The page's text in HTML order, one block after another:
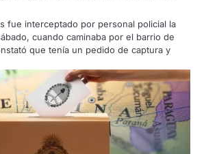
fue interceptado por personal policial la
cuando caminaba por el barrio de
que tenía un pedido de captura y